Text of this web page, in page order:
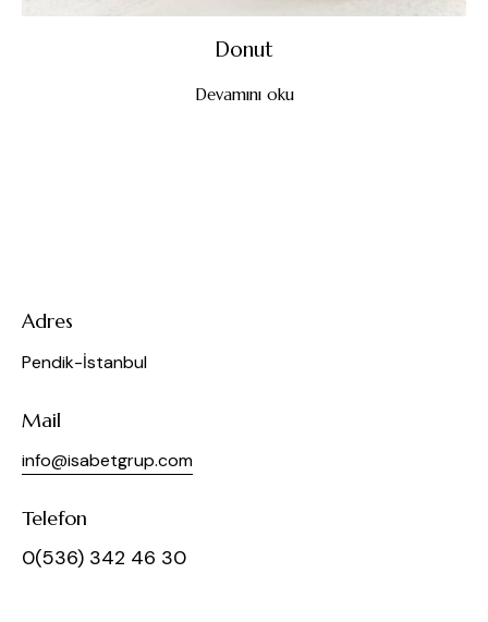
Donut
Devamını oku
Adres
Pendik-İstanbul
Mail
info@isabetgrup.com
Telefon
0(536) 342 46 30